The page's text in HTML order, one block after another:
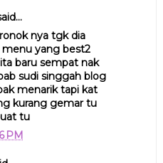
nya tgk dia
menu yang best2
ita baru sempat nak
sudi singgah blog
menarik tapi kat
kurang gemar tu
tu
PM